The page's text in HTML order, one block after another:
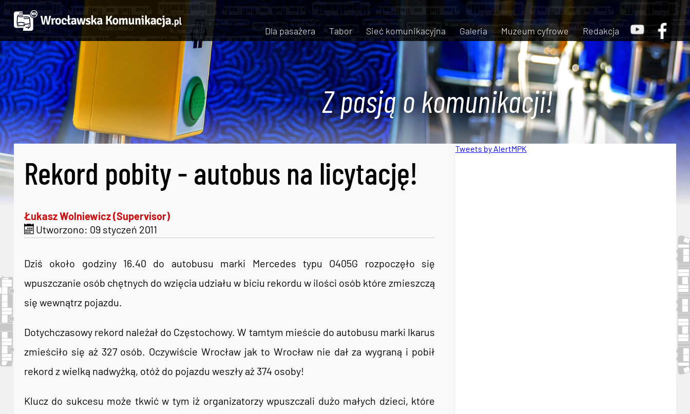
Dla pasażera Tabor Sieć komunikacyjna Galeria Muzeum cyfrowe Redakcja
Z pasją o komunikacji!
Rekord pobity - autobus na licytację!
Łukasz Wolniewicz (Supervisor)
Utworzono: 09 styczeń 2011
Dziś około godziny 16.40 do autobusu marki Mercedes typu O405G rozpoczęło się
wpuszczanie osób chętnych do wzięcia udziału w biciu rekordu w ilości osób które zmieszczą
się wewnątrz pojazdu.
Dotychczasowy rekord należał do Częstochowy. W tamtym mieście do autobusu marki Ikarus
zmieściło się aż 327 osób. Oczywiście Wrocław jak to Wrocław nie dał za wygraną i pobił
rekord z wielką nadwyżką, otóż do pojazdu weszły aż 374 osoby!
Klucz do sukcesu może tkwić w tym iż organizatorzy wpuszczali dużo małych dzieci, które
Tweets by AlertMPK